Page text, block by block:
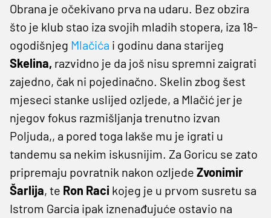
Obrana je očekivano prva na udaru. Bez obzira
što je klub stao iza svojih mladih stopera, iza 18-
ogodišnjeg Mlačića i godinu dana starijeg
Skelina, razvidno je da još nisu spremni zaigrati
zajedno, čak ni pojedinačno. Skelin zbog šest
mjeseci stanke uslijed ozljede, a Mlačić jer je
njegov fokus razmišljanja trenutno izvan
Poljuda,, a pored toga lakše mu je igrati u
tandemu sa nekim iskusnijim. Za Goricu se zato
pripremaju povratnik nakon ozljede Zvonimir
Šarlija, te Ron Raci kojeg je u prvom susretu sa
Istrom Garcia ipak iznenađujuće ostavio na